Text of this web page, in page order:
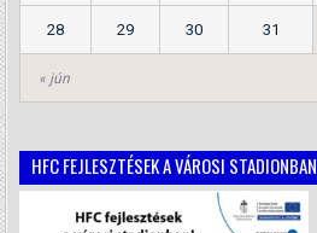
« jún
28 29 30 31
HFC FEJLESZTÉSEK A VÁROSI STADIONBAN